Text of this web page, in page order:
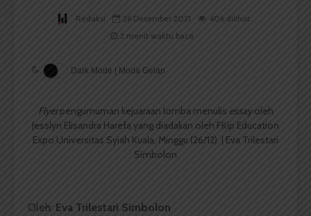
Redaksi 26 Desember 2021
406 dilihat
2 menit waktu baca
Dark Mode | Moda Gelap
Flyerpengumuman kejuaraan lomba menulis essayoleh
Jesslyn Elisandra Harefa yang diadakan oleh FKip Education
Expo Universitas Syiah Kuala, Minggu (26/12). | Eva Trilestari
Simbolon
Oleh: Eva Trilestari Simbolon